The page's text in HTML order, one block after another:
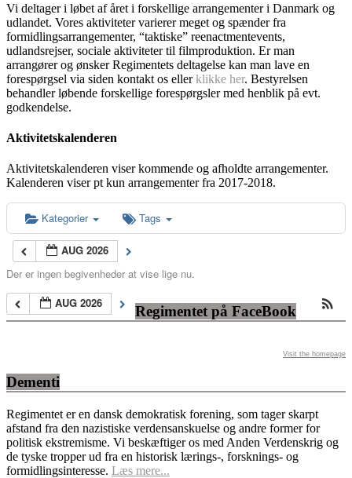
Vi deltager i løbet af året i forskellige arrangementer i Danmark og
udlandet. Vores aktiviteter varierer meget og spænder fra
formidlingsarrangementer, “taktiske” reenactmentevents,
udlandsrejser, sociale aktiviteter til filmproduktion. Er man
arrangører og ønsker Regimentets deltagelse kan man lave en
forespørgsel via siden kontakt os ellerklikke her. Bestyrelsen
behandler løbende forskellige forespørgsler med henblik på evt.
godkendelse.
Aktivitetskalenderen
Aktivitetskalenderen viser kommende og afholdte arrangementer.
Kalenderen viser pt kun arrangementer fra 2017-2018.
Kategorier Tags
AUG 2026
Der er ingen begivenheder at vise lige nu.
AUG 2026
Regimentet på FaceBook
Visit the homepage
Dementi
Regimentet er en dansk demokratisk forening, som tager skarpt
afstand fra den nazistiske verdensanskuelse og andre former for
politisk ekstremisme. Vi beskæftiger os med Anden Verdenskrig og
de tyske tropper ud fra en historisk lærings-, forsknings- og
formidlingsinteresse. Læs mere...